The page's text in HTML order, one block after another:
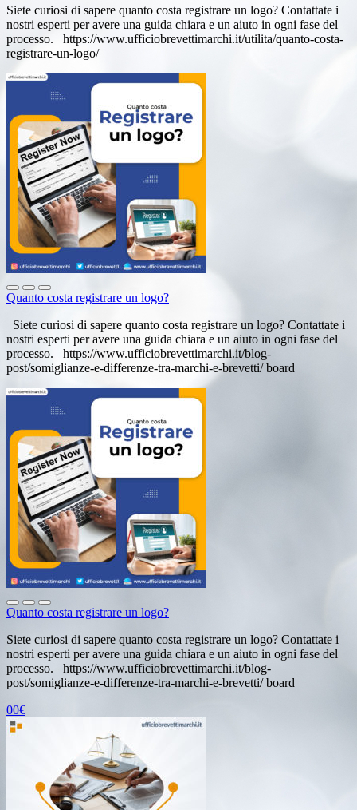
Siete curiosi di sapere quanto costa registrare un logo? Contattate i
nostri esperti per avere una guida chiara e un aiuto in ogni fase del
processo. https://www.ufficiobrevettimarchi.it/utilita/quanto-costa-
registrare-un-logo/
Quanto costa registrare un logo?
Siete curiosi di sapere quanto costa registrare un logo? Contattate i
nostri esperti per avere una guida chiara e un aiuto in ogni fase del
processo. https://www.ufficiobrevettimarchi.it/blog-
post/somiglianze-e-differenze-tra-marchi-e-brevetti/ board
Quanto costa registrare un logo?
Siete curiosi di sapere quanto costa registrare un logo? Contattate i
nostri esperti per avere una guida chiara e un aiuto in ogni fase del
processo. https://www.ufficiobrevettimarchi.it/blog-
post/somiglianze-e-differenze-tra-marchi-e-brevetti/ board
00€